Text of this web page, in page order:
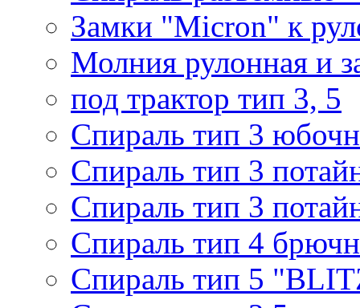
Замки "Micron" к
Молния рулонная и
под трактор тип 3, 5
Спираль тип 3
Спираль тип 3
Спираль тип 3
Спираль тип 4
Спираль тип 5